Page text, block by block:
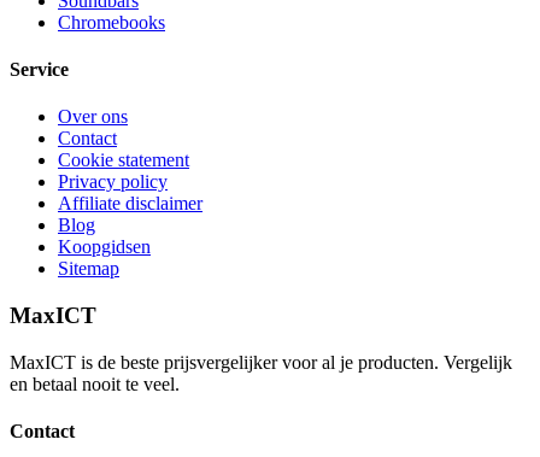
Chromebooks
Service
Over ons
Contact
Cookie statement
Privacy policy
Affiliate disclaimer
Blog
Koopgidsen
Sitemap
MaxICT
MaxICT is de beste prijsvergelijker voor al je producten. Vergelijk
en betaal nooit te veel.
Contact